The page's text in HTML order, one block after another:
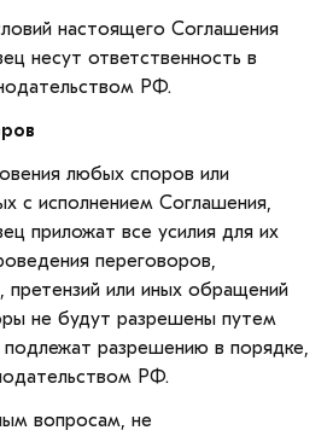
настоящего Соглашения
несут ответственность в
РФ.
любых споров или
с исполнением Соглашения,
приложат все усилия для их
переговоров,
или иных обращений
не будут разрешены путем
разрешению в порядке,
РФ.
вопросам, не